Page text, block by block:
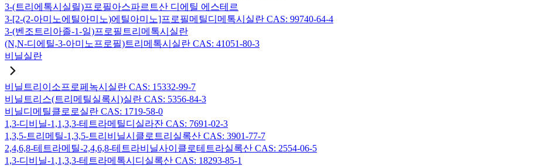
3-(트리에톡시실릴)프로필아스파르트산 디에틸 에스테르
3-[2-(2-아미노에틸아미노)에틸아미노]프로필메틸디메톡시실란 CAS: 99740-64-4
3-(벤조트리아졸-1-일)프로필트리메톡시실란
(N,N-디에틸-3-아미노프로필)트리메톡시실란 CAS: 41051-80-3
비닐실란
비닐트리이소프로페녹시실란 CAS: 15332-99-7
비닐트리스(트리메틸실록시)실란 CAS: 5356-84-3
비닐디메틸클로로실란 CAS: 1719-58-0
1,3-디비닐-1,1,3,3-테트라메틸디실라잔 CAS: 7691-02-3
1,3,5-트리메틸-1,3,5-트리비닐시클로트리실록산 CAS: 3901-77-7
2,4,6,8-테트라메틸-2,4,6,8-테트라비닐사이클로테트라실록산 CAS: 2554-06-5
1,3-디비닐-1,1,3,3-테트라메톡시디실록산 CAS: 18293-85-1